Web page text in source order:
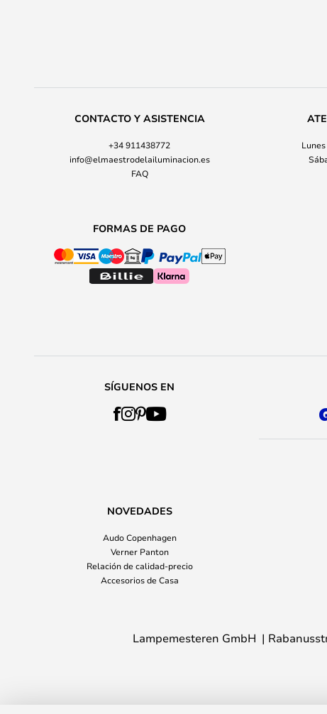
CONTACTO Y ASISTENCIA
+34 911438772
info@elmaestrodelailuminacion.es
FAQ
FORMAS DE PAGO
SÍGUENOS EN
NOVEDADES
Audo Copenhagen
Verner Panton
Relación de calidad-precio
Accesorios de Casa
Lampemesteren GmbH